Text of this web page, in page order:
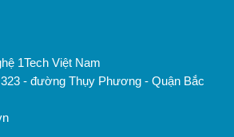
1Tech Việt Nam
- đường Thụy Phương - Quận Bắc